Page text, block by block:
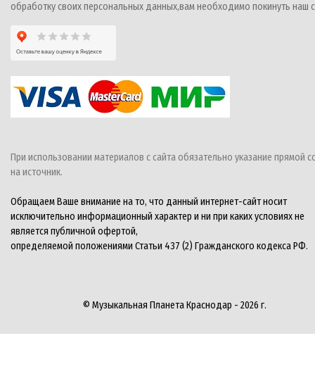
обработку своих персональных данных,вам необходимо покинуть наш
При использовании материалов с сайта обязательно указание прямой
на источник.
Обращаем Ваше внимание на то, что данный интернет-сайт носит
исключительно информационный характер и ни при каких условиях не
является публичной офертой,
определяемой положениями Статьи 437 (2) Гражданского кодекса РФ.
© Музыкальная Планета Краснодар - 2026 г.